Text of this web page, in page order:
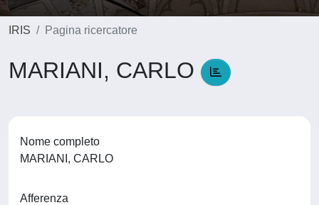
IRIS Pagina ricercatore
MARIANI, CARLO
Nome completo
MARIANI, CARLO
Afferenza